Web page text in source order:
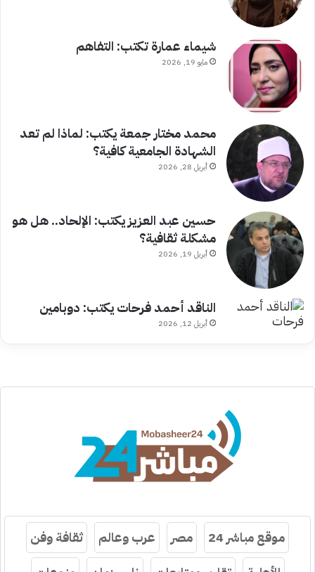
شيماء عمارة تكتب: التفاهم
مايو 19, 2026
محمد مختار جمعة يكتب: لماذا لم تعد
الشهادة الجامعية كافية؟
أبريل 28, 2026
حسين عبد العزيز يكتب: الإلحاد.. هل هو
مشكلة ثقافية؟
أبريل 19, 2026
الناقد أحمد فرحات يكتب: دوبامين
أبريل 12, 2026
موقع مباشر 24 مصر عرب وعالم
ثقافة وفن